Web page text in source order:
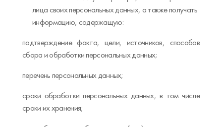
лица своих персональных данных, а также получать
информацию, содержащую:
подтверждение факта, цели, источников, способов
сбора и обработки персональных данных;
перечень персональных данных;
сроки обработки персональных данных, в том числе
сроки их хранения;